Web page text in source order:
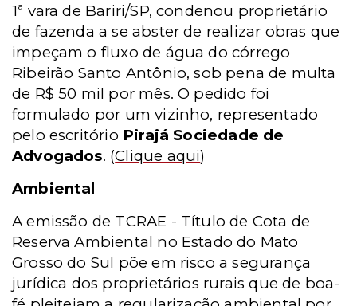
1ª vara de Bariri/SP, condenou proprietário
de fazenda a se abster de realizar obras que
impeçam o fluxo de água do córrego
Ribeirão Santo Antônio, sob pena de multa
de R$ 50 mil por mês. O pedido foi
formulado por um vizinho, representado
pelo escritório Pirajá Sociedade de
Advogados. (Clique aqui)
Ambiental
A emissão de TCRAE - Título de Cota de
Reserva Ambiental no Estado do Mato
Grosso do Sul põe em risco a segurança
jurídica dos proprietários rurais que de boa-